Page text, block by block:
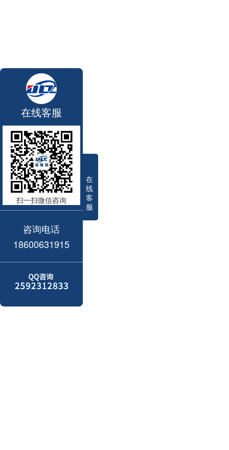
在
线
客
服
在线客服
扫一扫微信咨询
咨询电话
18600631915